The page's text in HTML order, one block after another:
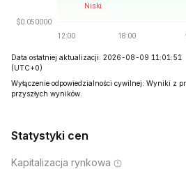
Data ostatniej aktualizacji: 2026-08-09 11:01:51
(UTC+0)
Wyłączenie odpowiedzialności cywilnej: Wyniki z
przyszłych wyników.
Statystyki cen
Kapitalizacja rynkowa